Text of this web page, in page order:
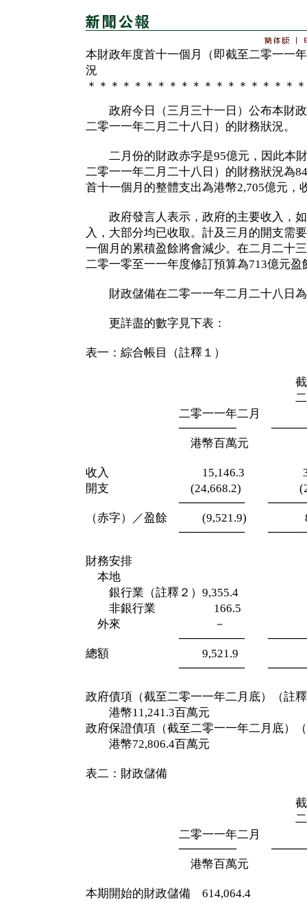
本財政年度首十一個月（即截至二零一一
況
＊＊＊＊＊＊＊＊＊＊＊＊＊＊＊＊＊＊
政府今日（三月三十一日）公布本財政
二零一一年二月二十八日）的財務狀況。
二月份的財政赤字是95億元，因此本財
二零一一年二月二十八日）的財務狀況為
首十一個月的整體支出為港幣2,705億元，
政府發言人表示，政府的主要收入，如
入，大部分均已收取。計及三月的開支需
一個月的累積盈餘將會減少。在二月二十
二零一零至一一年度修訂預算為713億元盈
財政儲備在二零一一年二月二十八日為
更詳盡的數字見下表：
表一：綜合帳目（註釋１）
截至二零一
二月二十八
二零一一年二月 十
───────
港幣百萬元 港幣
收入 15,146.3
開支 (24,668.2)
────────
（赤字）／盈餘 (9,521.9)
────────
財務安排
本地
銀行業（註釋２）9,355.4
非銀行業 166.5
外來 －
────────
總額 9,521.9
────────
政府債項（截至二零一一年二月底）（註
港幣11,241.3百萬元
政府保證債項（截至二零一一年二月底）
港幣72,806.4百萬元
表二：財政儲備
截至二零一
二月二十八
二零一一年二月 十
───────
港幣百萬元 港幣
本期開始的財政儲備 614,064.4